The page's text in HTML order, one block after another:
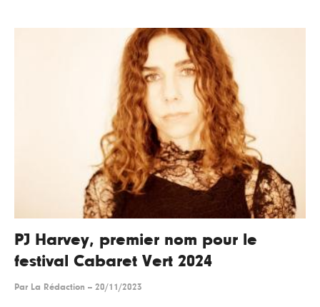
PJ Harvey, premier nom pour le
festival Cabaret Vert 2024
Par La Rédaction -- 20/11/2023